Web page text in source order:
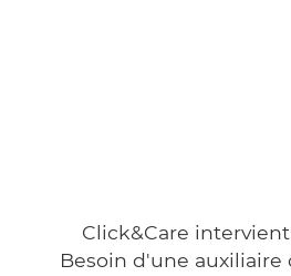
Click&Care
Besoin d'une